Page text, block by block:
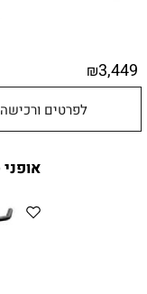
₪3,449
לפרטים ורכישה